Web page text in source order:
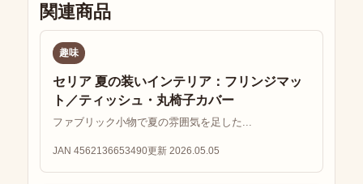
関連商品
趣味
セリア 夏の装いインテリア：フリンジマッ
ト／ティッシュ・丸椅子カバー
ファブリック小物で夏の雰囲気を足した...
JAN 4562136653490更新 2026.05.05